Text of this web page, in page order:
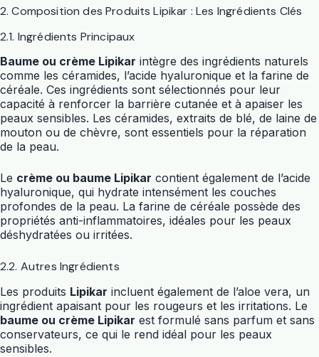
2. Composition des Produits Lipikar : Les Ingrédients Clés
2.1. Ingrédients Principaux
Baume ou crème Lipikar intègre des ingrédients naturels
comme les céramides, l’acide hyaluronique et la farine de
céréale. Ces ingrédients sont sélectionnés pour leur
capacité à renforcer la barrière cutanée et à apaiser les
peaux sensibles. Les céramides, extraits de blé, de laine de
mouton ou de chèvre, sont essentiels pour la réparation
de la peau.
Le crème ou baume Lipikar contient également de l’acide
hyaluronique, qui hydrate intensément les couches
profondes de la peau. La farine de céréale possède des
propriétés anti-inflammatoires, idéales pour les peaux
déshydratées ou irritées.
2.2. Autres Ingrédients
Les produits Lipikar incluent également de l’aloe vera, un
ingrédient apaisant pour les rougeurs et les irritations. Le
baume ou crème Lipikar est formulé sans parfum et sans
conservateurs, ce qui le rend idéal pour les peaux
sensibles.